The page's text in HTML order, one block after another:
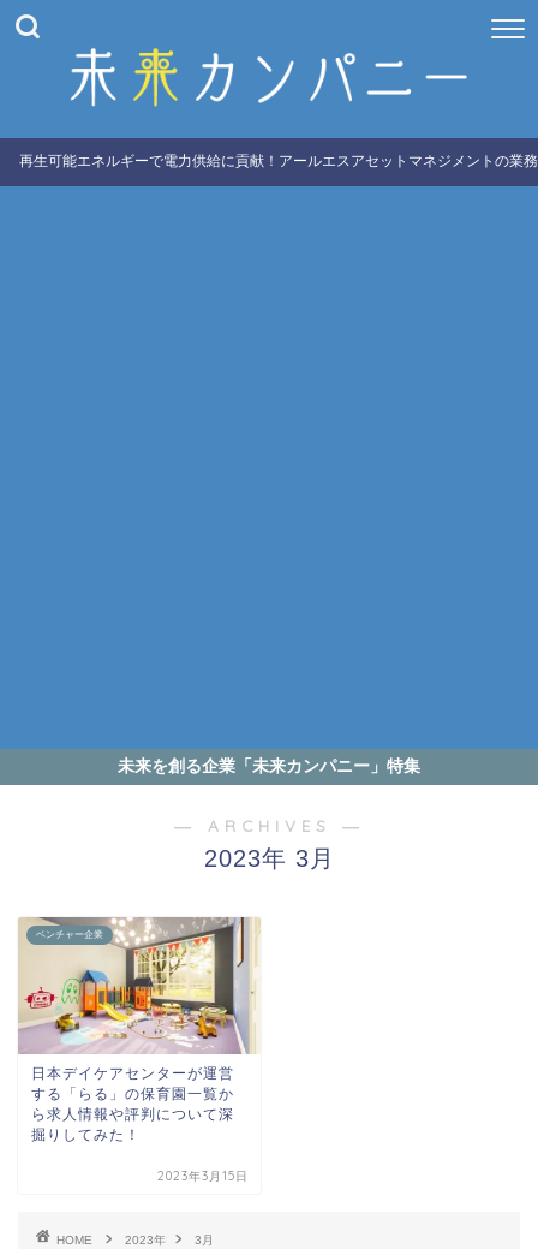
再生可能エネルギーで電力供給に貢献！アールエスアセットマネジメントの業
未来を創る企業「未来カンパニー」特集
― ARCHIVES ―
2023年 3月
ベンチャー企業
日本デイケアセンターが運営
する「らる」の保育園一覧か
ら求人情報や評判について深
掘りしてみた！
2023年3月15日
HOME 2023年 3月